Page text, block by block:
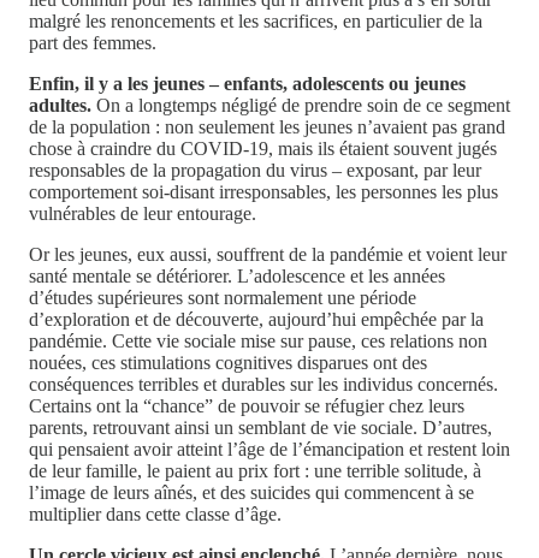
malgré les renoncements et les sacrifices, en particulier de la
part des femmes.
Enfin, il y a les jeunes – enfants, adolescents ou jeunes
adultes. On a longtemps négligé de prendre soin de ce segment
de la population : non seulement les jeunes n’avaient pas grand
chose à craindre du COVID-19, mais ils étaient souvent jugés
responsables de la propagation du virus – exposant, par leur
comportement soi-disant irresponsables, les personnes les plus
vulnérables de leur entourage.
Or les jeunes, eux aussi, souffrent de la pandémie et voient leur
santé mentale se détériorer. L’adolescence et les années
d’études supérieures sont normalement une période
d’exploration et de découverte, aujourd’hui empêchée par la
pandémie. Cette vie sociale mise sur pause, ces relations non
nouées, ces stimulations cognitives disparues ont des
conséquences terribles et durables sur les individus concernés.
Certains ont la “chance” de pouvoir se réfugier chez leurs
parents, retrouvant ainsi un semblant de vie sociale. D’autres,
qui pensaient avoir atteint l’âge de l’émancipation et restent loin
de leur famille, le paient au prix fort : une terrible solitude, à
l’image de leurs aînés, et des suicides qui commencent à se
multiplier dans cette classe d’âge.